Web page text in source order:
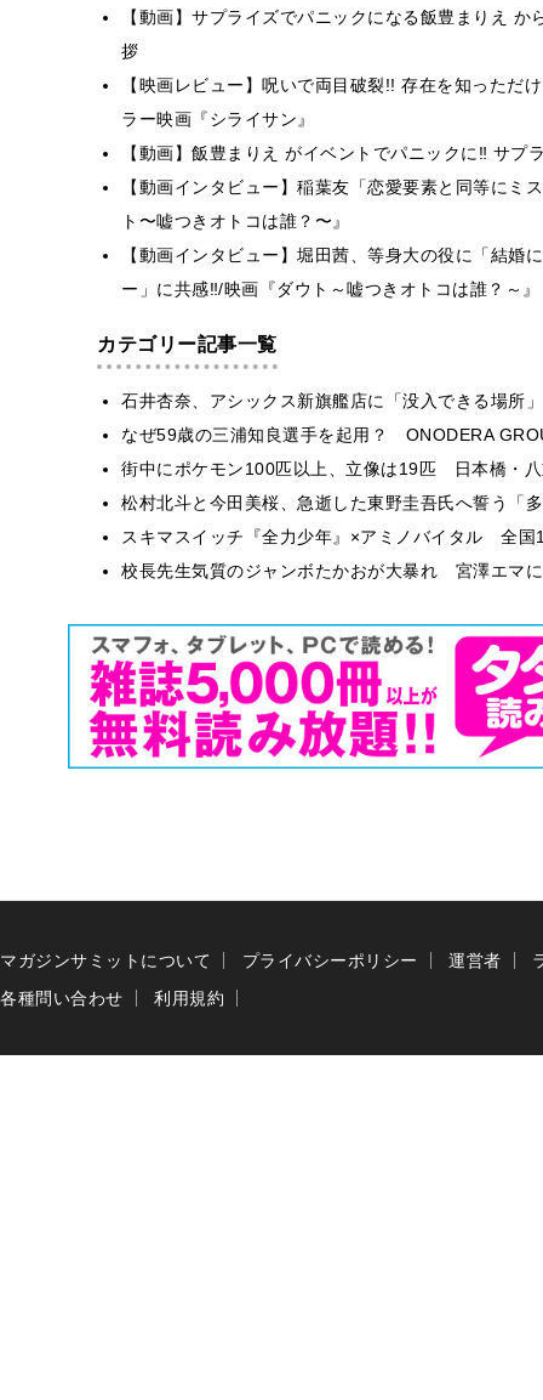
【動画】サプライズでパニックになる飯豊まりえ
拶
【映画レビュー】呪いで両目破裂!! 存在を知っただ
ラー映画『シライサン』
【動画】飯豊まりえ がイベントでパニックに‼ サプ
【動画インタビュー】稲葉友「恋愛要素と同等にミ
ト〜嘘つきオトコは誰？〜』
【動画インタビュー】堀田茜、等身大の役に「結婚
ー」に共感‼/映画『ダウト～嘘つきオトコは誰？～』
カテゴリー記事一覧
石井杏奈、アシックス新旗艦店に「没入できる場所
なぜ59歳の三浦知良選手を起用？ ONODERA
街中にポケモン100匹以上、立像は19匹 日本橋・
松村北斗と今田美桜、急逝した東野圭吾氏へ誓う「
スキマスイッチ『全力少年』×アミノバイタル 全国
校長先生気質のジャンボたかおが大暴れ 宮澤エマ
マガジンサミットについて プライバシーポリシー 運営者
各種問い合わせ
利用規約